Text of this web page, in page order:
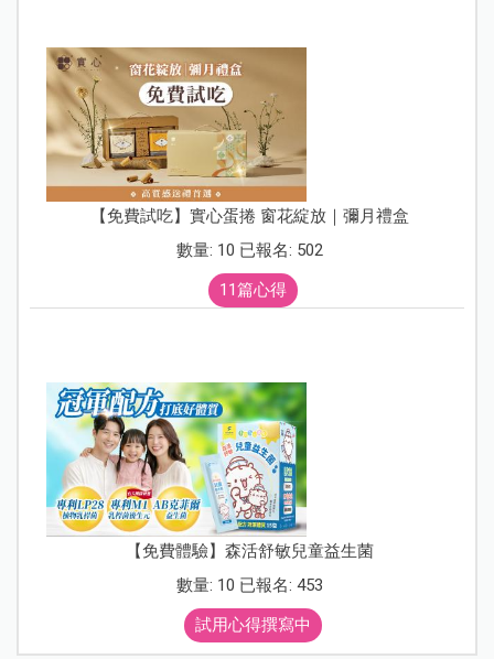
【免費試吃】實心蛋捲 窗花綻放｜彌月禮盒
數量: 10 已報名: 502
11篇心得
【免費體驗】森活舒敏兒童益生菌
數量: 10 已報名: 453
試用心得撰寫中